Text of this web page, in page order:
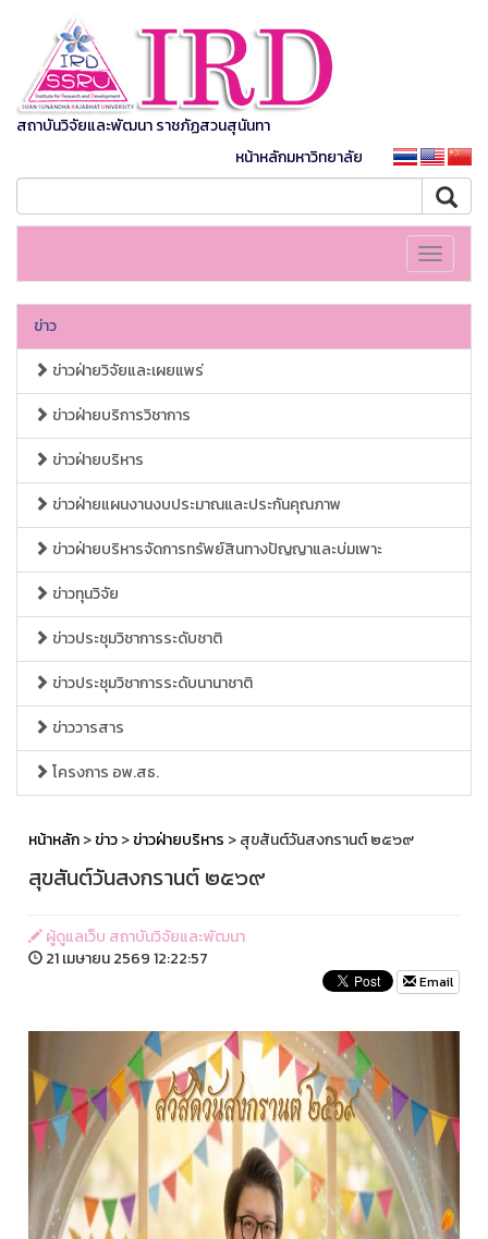
สถาบันวิจัยและพัฒนา ราชภัฏสวนสุนันทา
หน้าหลักมหาวิทยาลัย
Toggle
ข่าว
ข่าวฝ่ายวิจัยและเผยแพร่
ข่าวฝ่ายบริการวิชาการ
ข่าวฝ่ายบริหาร
ข่าวฝ่ายแผนงานงบประมาณและประกันคุณภาพ
ข่าวฝ่ายบริหารจัดการทรัพย์สินทางปัญญาและบ่มเพาะ
ข่าวทุนวิจัย
ข่าวประชุมวิชาการระดับชาติ
ข่าวประชุมวิชาการระดับนานาชาติ
ข่าววารสาร
โครงการ อพ.สธ.
หน้าหลัก>ข่าว>ข่าวฝ่ายบริหาร > สุขสันต์วันสงกรานต์ ๒๕๖๙
สุขสันต์วันสงกรานต์ ๒๕๖๙
ผู้ดูแลเว็บ สถาบันวิจัยและพัฒนา
21 เมษายน 2569 12:22:57
Email